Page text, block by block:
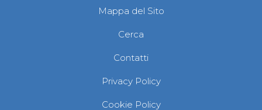
Albi Federali
Arti marziali
Aikido
Ju Jitsu
Sumo
Capoeira
Grappling
BJJ
Pancrazio/Pankration
Mappa del Sito
Cerca
Contatti
Privacy Policy
Cookie Policy